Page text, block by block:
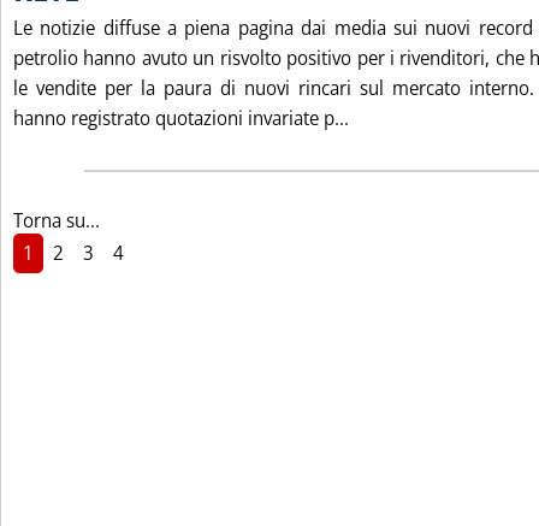
Le notizie diffuse a piena pagina dai media sui nuovi
petrolio hanno avuto un risvolto positivo per i rivenditori, che
le vendite per la paura di nuovi rincari sul mercato
hanno registrato quotazioni invariate p...
Torna su...
1
2 3 4